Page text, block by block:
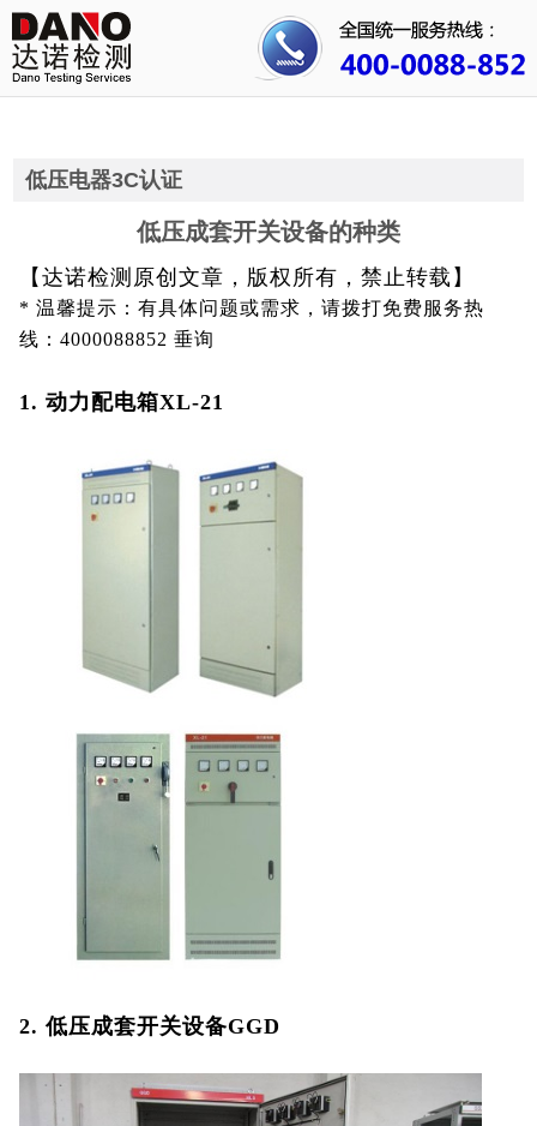
首页
关于我们
成功案例
人才招聘
证书查询
联系我们
3C认证
CE认证
日本PSE认证
ECE认证
低压电器3C认
低压电器3C认证
低压成套开关设备的种类
【达诺检测原创文章，版权所有，禁止转载】
* 温馨提示：有具体问题或需求，请拨打免费服务热
线：4000088852 垂询
1. 动力配电箱XL-21
2. 低压成套开关设备GGD